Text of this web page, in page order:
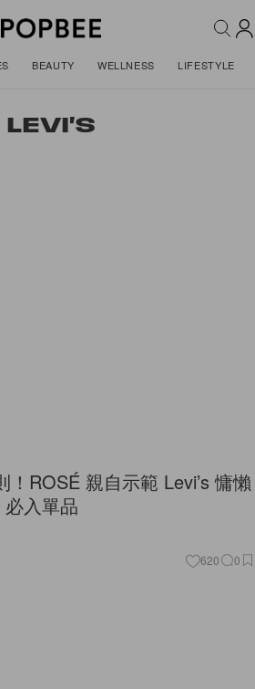
BEAUTY WELLNESS LIFESTYLE
LEVI'S
ROSÉ 親自示範 Levi’s 慵懶
入單品
620 0